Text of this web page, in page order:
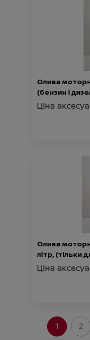
Олива
(бензин і
Ціна
Олива
літр, (тільки
Ціна
1 2